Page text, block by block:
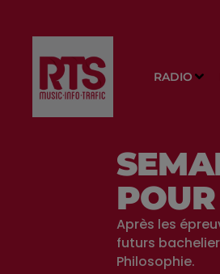
RADIO
Après les
futurs
Philosophie.